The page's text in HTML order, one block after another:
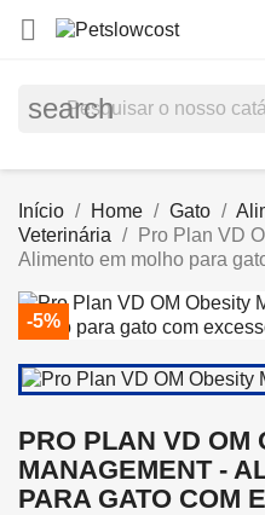

search
Início Home Gato
Veterinária
Pro Plan VD
Alimento em molho para
-5%
PRO PLAN VD OM
MANAGEMENT -
PARA GATO COM